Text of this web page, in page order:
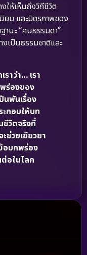
ให้เห็นถึงวิถีชีวิต
ยม และมิตรภาพของ
านะ “คนธรรมดา”
เป็นธรรมชาติและ
าว่า… เรา
ร่องของ
นพันเรื่อง
ะกอบให้บท
วิตจริงที่
ช่วยเยียวยา
อบกพร่อง
อในโลก